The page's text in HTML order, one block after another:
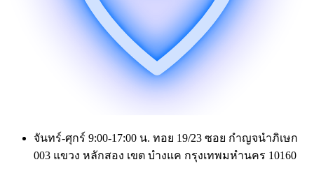
จันทร์-ศุกร์ 9:00-17:00 น. ทอย 19/23 ซอย กำญจนำภิเษก
003 แขวง หลักสอง เขต บำงแค กรุงเทพมหำนคร 10160